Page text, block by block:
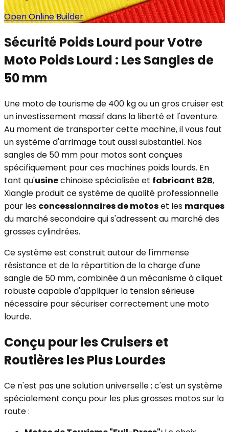
Open Online Builder
Sécurité Poids Lourd pour Votre
Moto Poids Lourd : Les Sangles de
50 mm
Une moto de tourisme de 400 kg ou un gros cruiser est
un investissement massif dans la liberté et l'aventure.
Au moment de transporter cette machine, il vous faut
un système d'arrimage tout aussi substantiel. Nos
sangles de 50 mm pour motos sont conçues
spécifiquement pour ces machines poids lourds. En
tant qu'usinechinoise spécialisée et fabricant B2B,
Xiangle produit ce système de qualité professionnelle
pour les concessionnaires de motoset les marques
du marché secondaire qui s'adressent au marché des
grosses cylindrées.
Ce système est construit autour de l'immense
résistance et de la répartition de la charge d'une
sangle de 50 mm, combinée à un mécanisme à cliquet
robuste capable d'appliquer la tension sérieuse
nécessaire pour sécuriser correctement une moto
lourde.
Conçu pour les Cruisers et
Routières les Plus Lourdes
Ce n'est pas une solution universelle ; c'est un système
spécialement conçu pour les plus grosses motos sur la
route :